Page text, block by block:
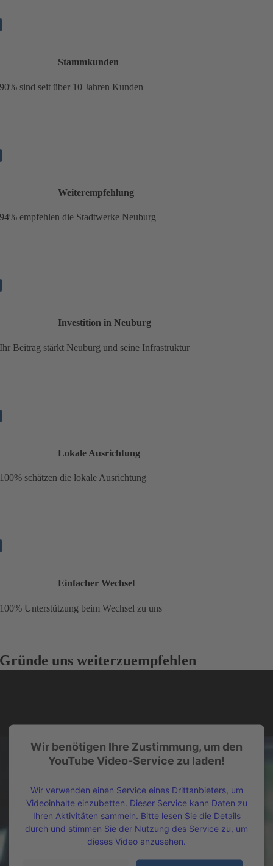
Stammkunden
90%sind seit über 10 Jahren Kunden
Weiterempfehlung
94% empfehlen die Stadtwerke Neuburg
Investition in Neuburg
Ihr Beitrag stärkt Neuburg und seine Infrastruktur
Lokale Ausrichtung
100% schätzen die lokale Ausrichtung
Einfacher Wechsel
100% Unterstützung beim Wechsel zu uns
Gründe uns weiterzuempfehlen
Wir benötigen Ihre Zustimmung, um den
YouTube Video-Service zu laden!
Wir verwenden einen Service eines Drittanbieters, um
Videoinhalte einzubetten. Dieser Service kann Daten zu
Ihren Aktivitäten sammeln. Bitte lesen Sie die Details
durch und stimmen Sie der Nutzung des Service zu, um
dieses Video anzusehen.